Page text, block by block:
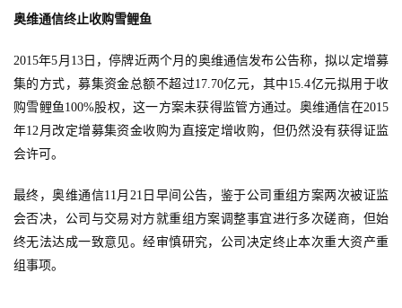
5
十
三
届
金
茶
7
奥维通信终止收购雪鲤鱼
2015年5月13日，停牌近两个月的奥维通信发布公告称，拟以定增募
集的方式，募集资金总额不超过17.70亿元，其中15.4亿元拟用于收
购雪鲤鱼100%股权，这一方案未获得监管方通过。奥维通信在2015
年12月改定增募集资金收购为直接定增收购，但仍然没有获得证监
会许可。
最终，奥维通信11月21日早间公告，鉴于公司重组方案两次被证监
会否决，公司与交易对方就重组方案调整事宜进行多次磋商，但始
终无法达成一致意见。经审慎研究，公司决定终止本次重大资产重
组事项。